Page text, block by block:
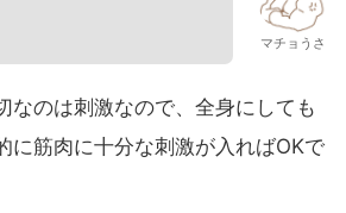
マチョうさ
なのは刺激なので、全身にしても
に筋肉に十分な刺激が入ればOKで